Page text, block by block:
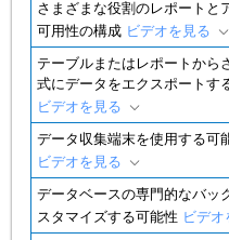
さまざまな役割のレポートと
可用性の構成 ビデオを見る
テーブルまたはレポートから
式にデータをエクスポートす
ビデオを見る
データ収集端末を使用する可
ビデオを見る
データベースの専門的なバッ
スタマイズする可能性 ビデオ